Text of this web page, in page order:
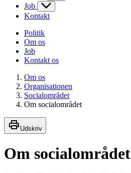
Job
Kontakt
Politik
Om os
Job
Kontakt os
Om os
Organisationen
Socialområdet
Om socialområdet
Udskriv
Om socialområdet